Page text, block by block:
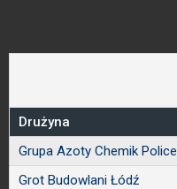
Drużyna
Grupa Azoty Chemik Police
Grot Budowlani Łódź